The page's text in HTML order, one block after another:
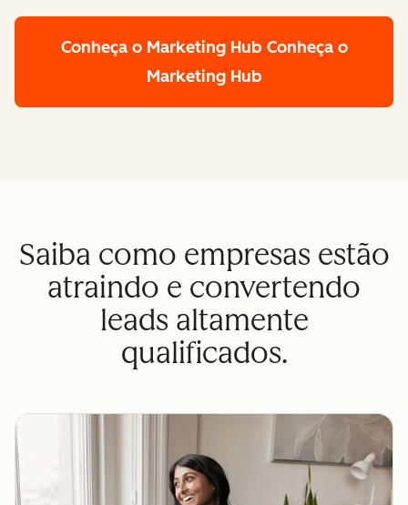
Conheça o Marketing Hub Conheça o
Marketing Hub
Saiba como empresas estão
atraindo e convertendo
leads altamente
qualificados.